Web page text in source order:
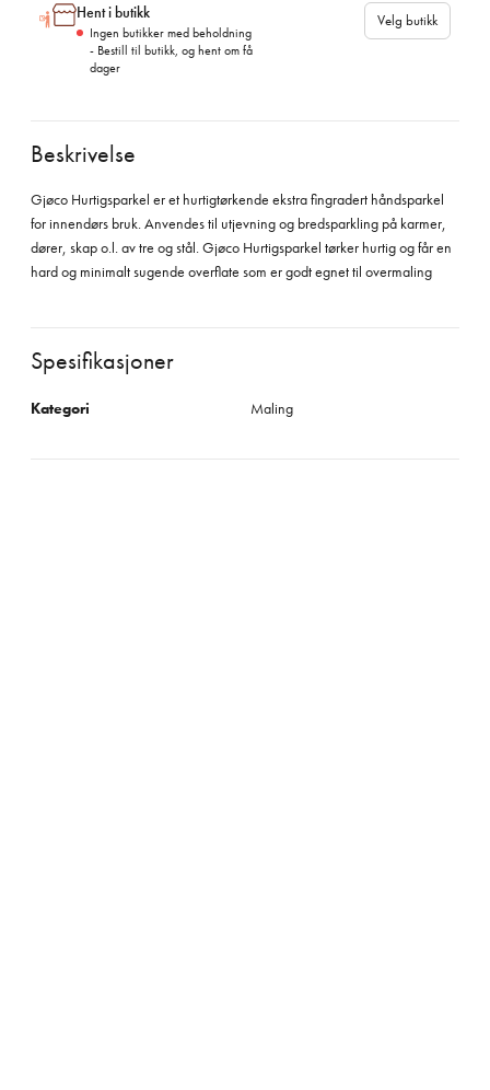
Hent i butikk
Ingen butikker med beholdning
- Bestill til butikk, og hent om få
dager
Velg butikk
Beskrivelse
Gjøco Hurtigsparkel er et hurtigtørkende ekstra fingradert håndsparkel
for innendørs bruk. Anvendes til utjevning og bredsparkling på karmer,
dører, skap o.l. av tre og stål. Gjøco Hurtigsparkel tørker hurtig og får en
hard og minimalt sugende overflate som er godt egnet til overmaling
Spesifikasjoner
Kategori Maling